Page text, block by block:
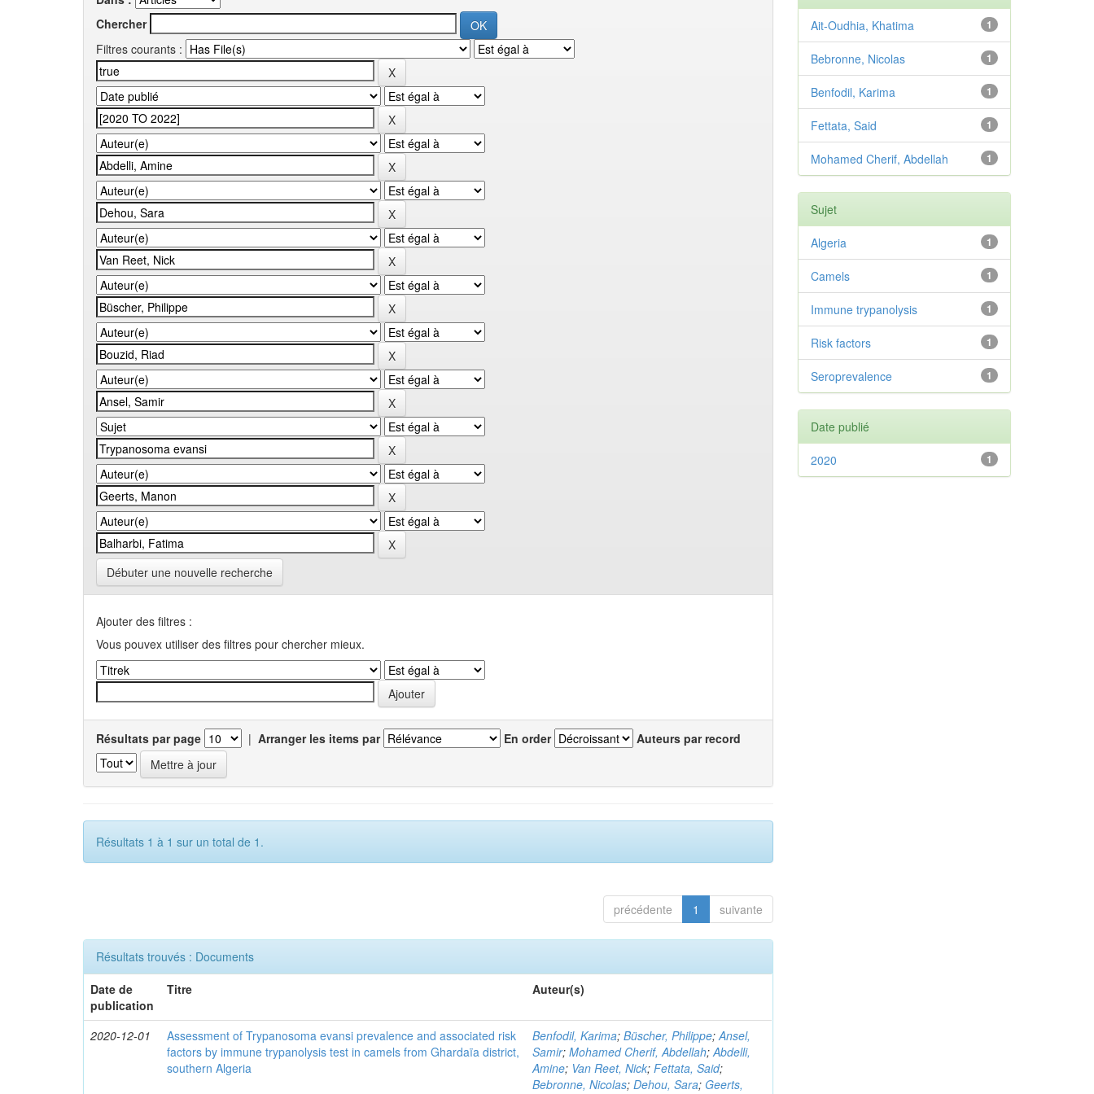
Chercher
Filtres courants :
Débuter une nouvelle recherche
Ajouter des filtres :
Vous pouvex utiliser des filtres pour chercher mieux.
Résultats par page | Arranger les items par En order Auteurs par record
Résultats 1 à 1 sur un total de 1.
précédente 1 suivante
Résultats trouvés : Documents
Date de
publication
Titre Auteur(s)
2020-12-01
Assessment of Trypanosoma evansi prevalence and associated risk
factors by immune trypanolysis test in camels from Ghardaïa district,
southern Algeria
Benfodil, Karima;Büscher, Philippe;Ansel,
Samir;Mohamed Cherif, Abdellah;Abdelli,
Amine; Van Reet, Nick;Fettata, Said;
Bebronne, Nicolas;Dehou, Sara; Geerts,
1
Ait-Oudhia, Khatima
1
Bebronne, Nicolas
1
Benfodil, Karima
1
Fettata, Said
1
Mohamed Cherif, Abdellah
Sujet
1
Algeria
1
Camels
1
Immune trypanolysis
1
Risk factors
1
Seroprevalence
Date publié
1
2020